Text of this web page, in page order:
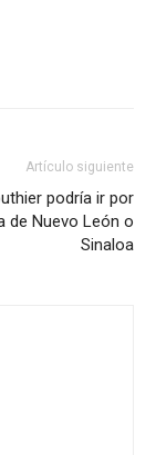
Artículo siguiente
podría ir por
de Nuevo León o
Sinaloa